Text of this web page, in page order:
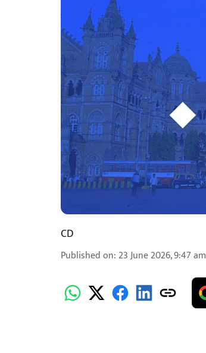
CD
Published on: 23 June 2026, 9:47 am